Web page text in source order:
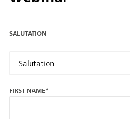
SALUTATION
Salutation
FIRST NAME*